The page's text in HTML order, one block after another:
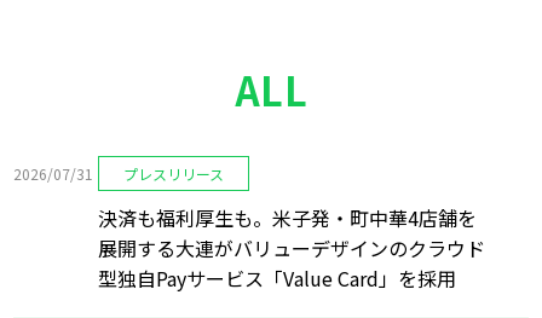
ALL
2026/07/31 プレスリリース
決済も福利厚生も。米子発・町中華4店舗を
展開する大連がバリューデザインのクラウド
型独自Payサービス「Value Card」を採用